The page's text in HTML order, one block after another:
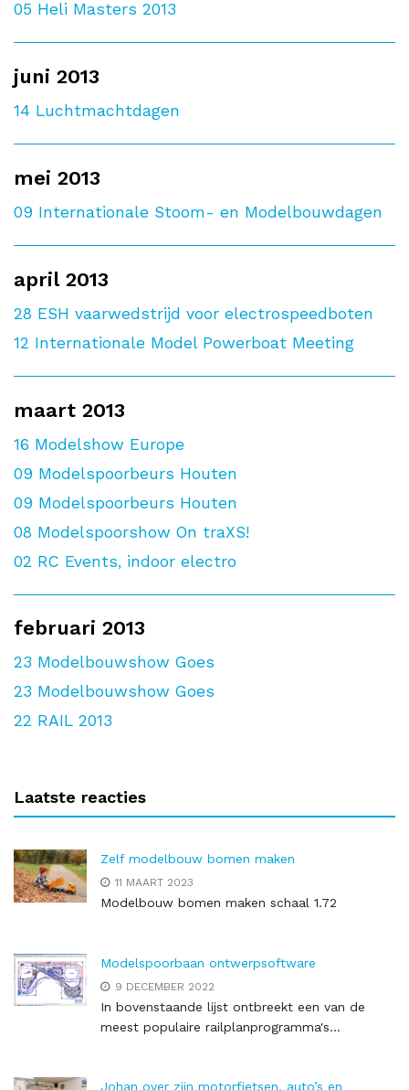
05 Heli Masters 2013
juni 2013
14 Luchtmachtdagen
mei 2013
09 Internationale Stoom- en Modelbouwdagen
april 2013
28 ESH vaarwedstrijd voor electrospeedboten
12 Internationale Model Powerboat Meeting
maart 2013
16 Modelshow Europe
09 Modelspoorbeurs Houten
09 Modelspoorbeurs Houten
08 Modelspoorshow On traXS!
02 RC Events, indoor electro
februari 2013
23 Modelbouwshow Goes
23 Modelbouwshow Goes
22 RAIL 2013
Laatste reacties
Zelf modelbouw bomen maken
11 MAART 2023
Modelbouw bomen maken schaal 1.72
Modelspoorbaan ontwerpsoftware
9 DECEMBER 2022
In bovenstaande lijst ontbreekt een van de
meest populaire railplanprogramma's...
Johan over zijn motorfietsen, auto’s en